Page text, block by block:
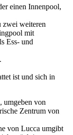
einen Innenpool,
zwei weiteren
mit
Ess- und
ist und sich in
umgeben von
Zentrum von
von Lucca umgibt